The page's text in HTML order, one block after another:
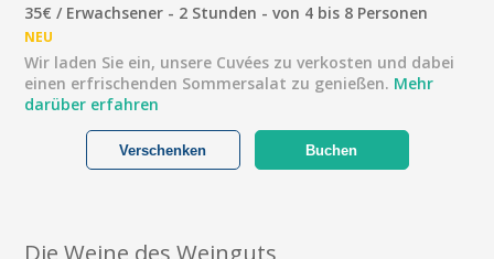
35€ / Erwachsener - 2 Stunden - von 4 bis 8 Personen
NEU
Wir laden Sie ein, unsere Cuvées zu verkosten und dabei
einen erfrischenden Sommersalat zu genießen. Mehr
darüber erfahren
Buchen
Verschenken
Die Weine des Weinguts